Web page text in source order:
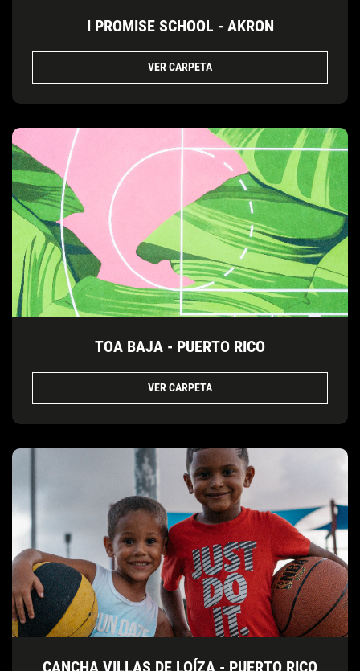
I PROMISE SCHOOL - AKRON
VER CARPETA
TOA BAJA - PUERTO RICO
VER CARPETA
CANCHA VILLAS DE LOÍZA - PUERTO RICO